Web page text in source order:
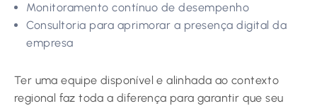
Monitoramento contínuo de desempenho
Consultoria para aprimorar a presença digital da
empresa
Ter uma equipe disponível e alinhada ao contexto
regional faz toda a diferença para garantir que seu